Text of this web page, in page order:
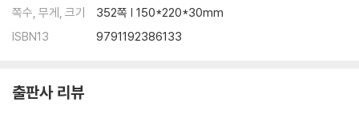
속담 인용은 전통과 역사를 이어준다 _142
사자성어는 말의 품격을 높여준다 _151
6부_ 토론에서의 말하기
쪽수, 무게, 크기
352쪽 | 150*220*30mm
ISBN13
9791192386133
출판사 리뷰